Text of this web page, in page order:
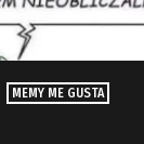
MEMY ME GUSTA